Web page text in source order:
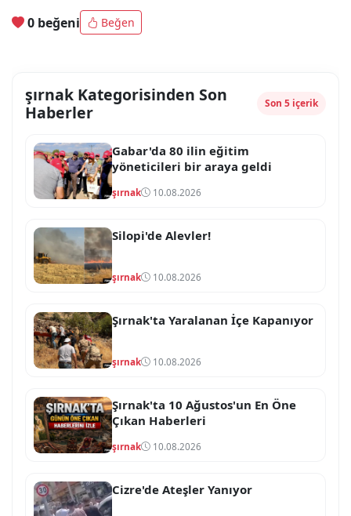
0 beğeni Beğen
şırnak Kategorisinden Son
Haberler
Son 5 içerik
Gabar'da 80 ilin eğitim
yöneticileri bir araya geldi
şırnak 10.08.2026
Silopi'de Alevler!
şırnak 10.08.2026
Şırnak'ta Yaralanan İçe Kapanıyor
şırnak 10.08.2026
Şırnak'ta 10 Ağustos'un En Öne
Çıkan Haberleri
şırnak 10.08.2026
Cizre'de Ateşler Yanıyor